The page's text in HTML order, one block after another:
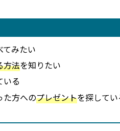
てみたい
方法を知りたい
いる
た方へのプレゼントを探してい